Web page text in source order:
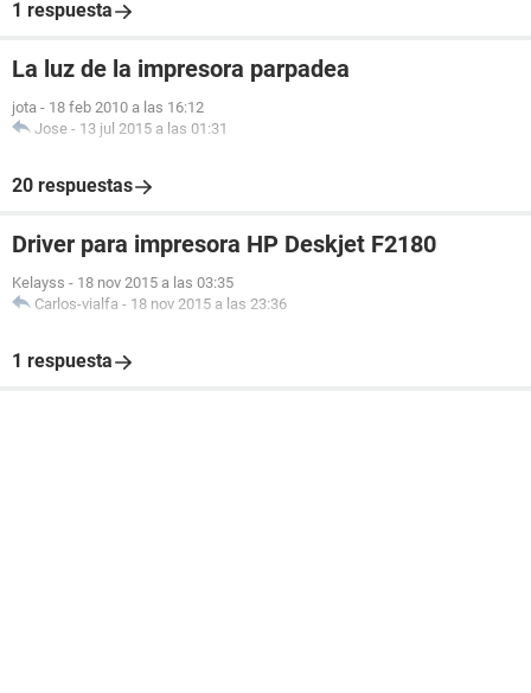
1 respuesta
La luz de la impresora parpadea
jota - 18 feb 2010 a las 16:12
Jose - 13 jul 2015 a las 01:31
20 respuestas
Driver para impresora HP Deskjet F2180
Kelayss - 18 nov 2015 a las 03:35
Carlos-vialfa - 18 nov 2015 a las 23:36
1 respuesta